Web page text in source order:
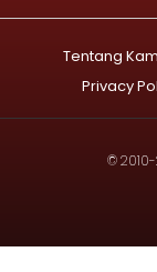
Tentang
Privacy
©